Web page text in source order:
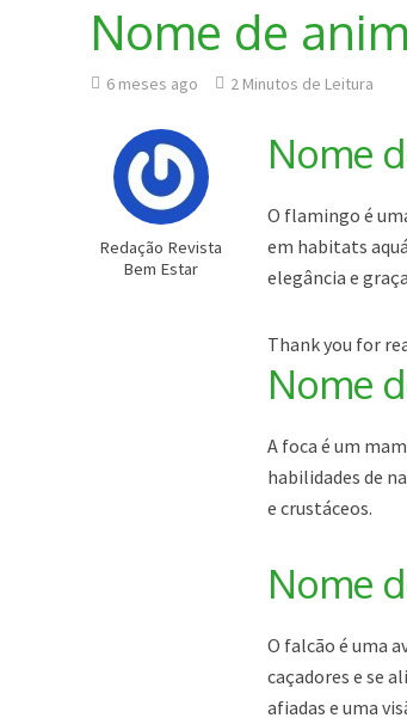
Nome de
6 meses ago 2 Minutos de Leitura
Redação Revista
Bem Estar
Nome
O flamingo é
em habitats
elegância e
Thank you for
Nome
A foca é um
habilidades de
e crustáceos.
Nome
O falcão é uma
caçadores e se
afiadas e uma